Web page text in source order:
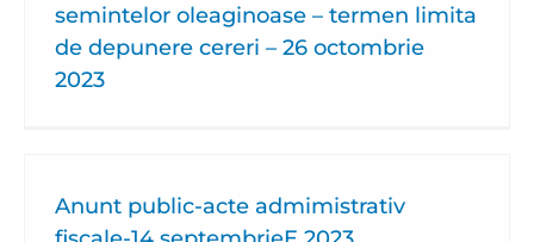
semintelor oleaginoase – termen limita
de depunere cereri – 26 octombrie
2023
Anunt public-acte admimistrativ